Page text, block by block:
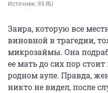
Источник: 93.RU
Заира, которую все
виновной в трагедии,
микрозаймы. Она
ее мать до сих пор
родном ауле. Правда,
никто не видел, после